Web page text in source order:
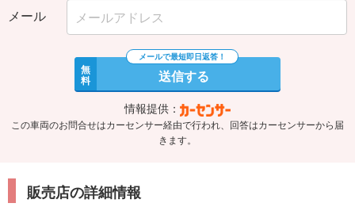
メール
無
料 送信する
情報提供：
この車両のお問合せはカーセンサー経由で行われ、回答はカーセンサーから届
きます。
販売店の詳細情報